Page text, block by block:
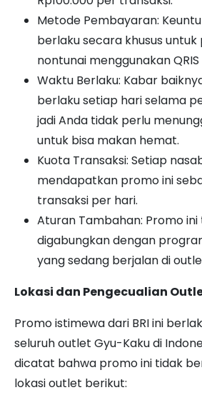
Metode Pembayaran:
berlaku secara khusus
nontunai menggunakan QRIS
Waktu Berlaku: Kabar
berlaku setiap hari selama
jadi Anda tidak perlu
untuk bisa makan hemat.
Kuota Transaksi: Setiap
mendapatkan promo ini
transaksi per hari.
Aturan Tambahan: Promo
digabungkan dengan
yang sedang berjalan di
Lokasi dan Pengecualian
Promo istimewa dari BRI ini
seluruh outlet Gyu-Kaku di
dicatat bahwa promo ini tidak
lokasi outlet berikut: